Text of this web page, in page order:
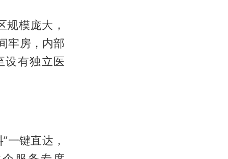
模庞大，
牢房，内部
设有独立医
一键直达，